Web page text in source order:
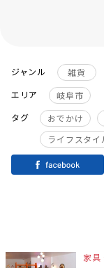
ジャンル
雑貨
エリア
岐阜市
タグ
おでかけ
ライフスタイ
家具